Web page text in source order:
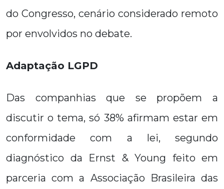
do Congresso, cenário considerado remoto
por envolvidos no debate.
Adaptação LGPD
Das companhias que se propõem a
discutir o tema, só 38% afirmam estar em
conformidade com a lei, segundo
diagnóstico da Ernst & Young feito em
parceria com a Associação Brasileira das